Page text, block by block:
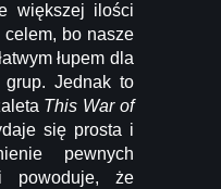
większej ilości
bo nasze
łupem dla
grup. Jednak to
This War of
się prosta i
pewnych
powoduje, że